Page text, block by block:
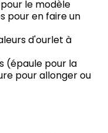
le modèle
pour en faire un
d'ourlet à
(épaule pour la
pour allonger ou